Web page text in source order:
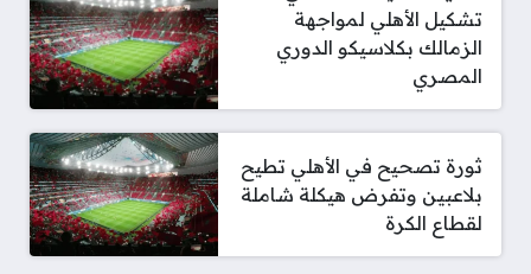
تشكيل الأهلي لمواجهة
الزمالك بكلاسيكو الدوري
المصري
ثورة تصحيح في الأهلي تطيح
بلاعبين وتفرض هيكلة شاملة
لقطاع الكرة